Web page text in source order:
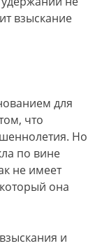
взыскание
для
что
Но
по вине
не имеет
она
и